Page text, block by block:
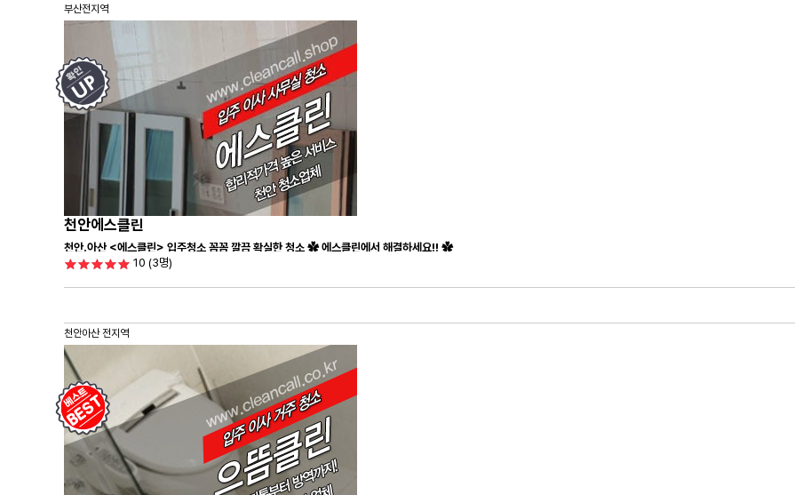
부산전지역
천안에스클린
천안.아산 <에스클린> 입주청소 꼼꼼 깔끔 확실한 청소 ✿ 에스클린에서 해결하세요!! ✿
10 (3명)
천안아산 전지역